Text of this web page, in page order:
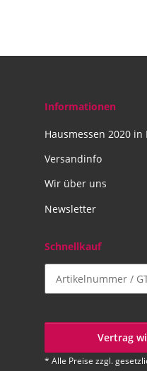
Informationen
Hausmessen 2020 in
Versandinfo
Wir über uns
Newsletter
Schnellkauf
Vertrag
* Alle Preise zzgl.